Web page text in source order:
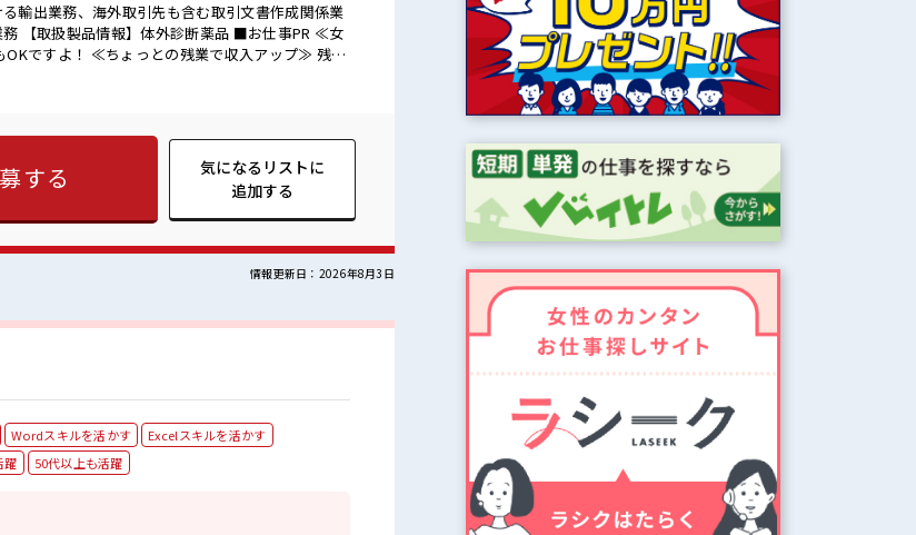
輸出業務、海外取引先も含む取引文書作成関係業
品情報】体外診断薬品 ■お仕事PR ≪女
ですよ！ ≪ちょっとの残業で収入アップ≫ 残業
休2日制≫ 週末は家族や友人と一緒にプライベー
職場の雰囲気 女性が多めの職
憩室で楽しくおしゃべり！ ストレス解消☆ 持ち
き職場♪
する
気になるリストに
追加する
情報更新日：2026年8月3日
Wordスキルを活かす
Excelスキルを活かす
躍 50代以上も活躍